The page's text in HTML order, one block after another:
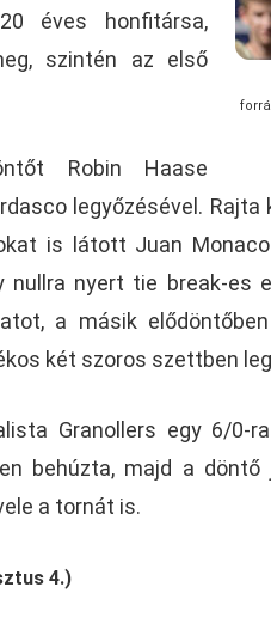
éves honfitársa,
szintén az első
Robin Haase
legyőzésével. Rajta
is látott Juan
nullra nyert tie break-
a másik
két szoros szettben
Granollers egy 6/
behúzta, majd a döntő
a tornát is.
4.)